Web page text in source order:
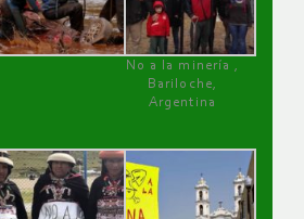
No a la minería ,
Bariloche,
Argentina